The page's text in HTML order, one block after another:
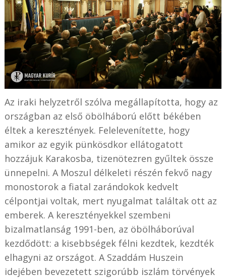
Az iraki helyzetről szólva megállapította, hogy az
országban az első öbölháború előtt békében
éltek a keresztények. Felelevenítette, hogy
amikor az egyik pünkösdkor ellátogatott
hozzájuk Karakosba, tizenötezren gyűltek össze
ünnepelni. A Moszul délkeleti részén fekvő nagy
monostorok a fiatal zarándokok kedvelt
célpontjai voltak, mert nyugalmat találtak ott az
emberek. A keresztényekkel szembeni
bizalmatlanság 1991-ben, az öbölháborúval
kezdődött: a kisebbségek félni kezdtek, kezdték
elhagyni az országot. A Szaddám Huszein
idejében bevezetett szigorúbb iszlám törvények